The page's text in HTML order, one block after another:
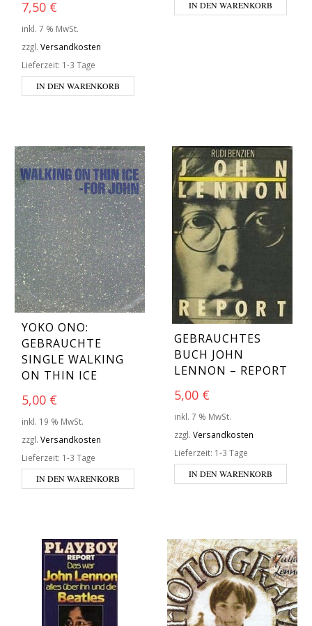
7,50 €
inkl. 7 % MwSt.
zzgl. Versandkosten
Lieferzeit: 1-3 Tage
IN DEN WARENKORB
IN DEN WARENKORB
YOKO ONO:
GEBRAUCHTE
SINGLE WALKING
ON THIN ICE
5,00 €
inkl. 19 % MwSt.
zzgl. Versandkosten
Lieferzeit: 1-3 Tage
IN DEN WARENKORB
GEBRAUCHTES
BUCH JOHN
LENNON – REPORT
5,00 €
inkl. 7 % MwSt.
zzgl. Versandkosten
Lieferzeit: 1-3 Tage
IN DEN WARENKORB